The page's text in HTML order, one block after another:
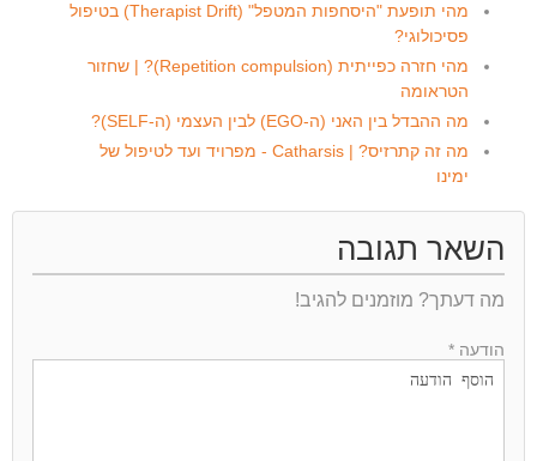
מהי תופעת "היסחפות המטפל" (Therapist Drift) בטיפול
פסיכולוגי?
מהי חזרה כפייתית (Repetition compulsion)? | שחזור
הטראומה
מה ההבדל בין האני (ה-EGO) לבין העצמי (ה-SELF)?
מה זה קתרזיס? | Catharsis - מפרויד ועד לטיפול של
ימינו
השאר תגובה
מה דעתך? מוזמנים להגיב!
הודעה *